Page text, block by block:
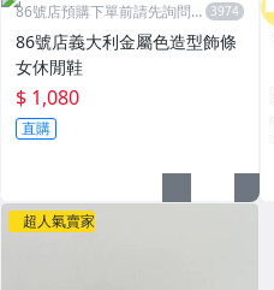
86號店預購下單前請先詢問數
86號店義大利金屬色造型飾條
女休閒鞋
$ 1,080
直購
超人氣賣家